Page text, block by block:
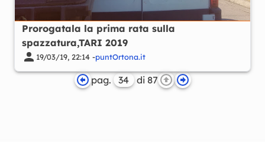
Prorogatala la prima rata sulla
spazzatura,TARI 2019
19/03/19, 22:14 -puntOrtona.it
pag. di 87